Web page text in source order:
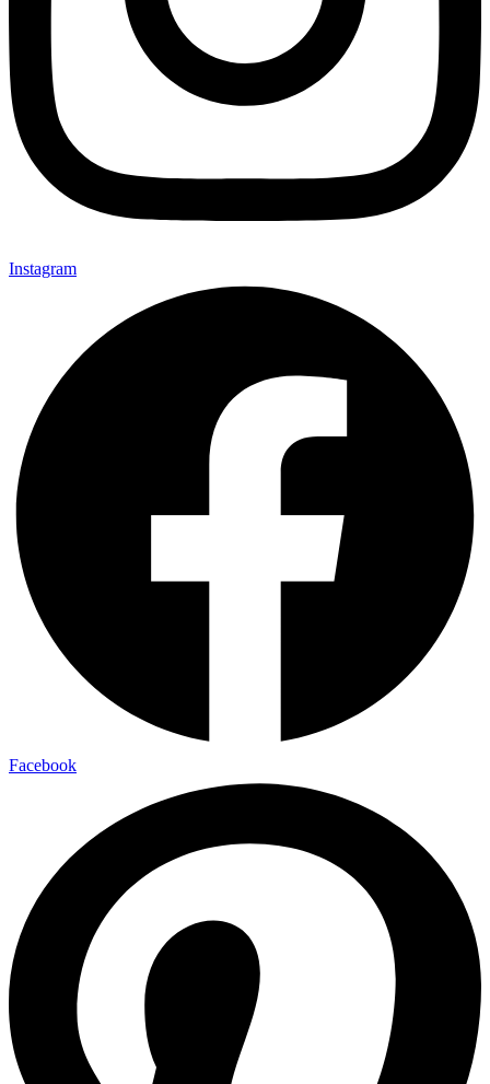
Instagram
Facebook